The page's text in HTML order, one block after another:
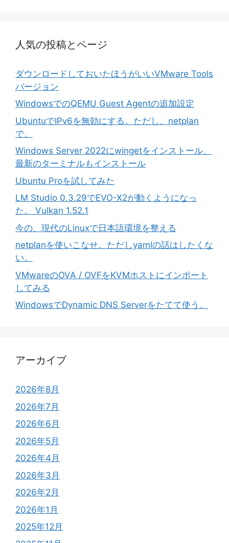
人気の投稿とページ
ダウンロードしておいたほうがいいVMware Tools
バージョン
WindowsでのQEMU Guest Agentの追加設定
UbuntuでIPv6を無効にする。ただし、netplan
で。
Windows Server 2022にwingetをインストール、
最新のターミナルもインストール
Ubuntu Proを試してみた
LM Studio 0.3.29でEVO-X2が動くようになっ
た。 Vulkan 1.52.1
今の、現代のLinuxで日本語環境を整える
netplanを使いこなせ。ただしyamlの話はしたくな
い。
VMwareのOVA / OVFをKVMホストにインポート
してみる
WindowsでDynamic DNS Serverをたてて使う。
アーカイブ
2026年8月
2026年7月
2026年6月
2026年5月
2026年4月
2026年3月
2026年2月
2026年1月
2025年12月